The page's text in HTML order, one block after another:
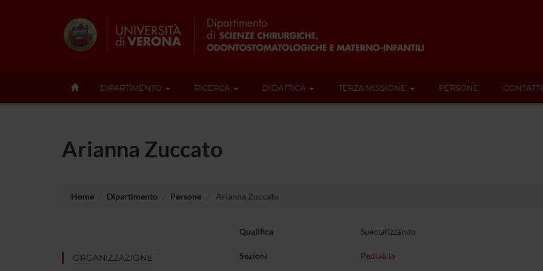
DIPARTIMENTO RICERCA DIDATTICA TERZA MISSIONE PERSONE CONTATTI
Arianna Zuccato
Home Dipartimento Persone Arianna Zuccato
ORGANIZZAZIONE
Qualifica Specializzando
Sezioni Pediatria